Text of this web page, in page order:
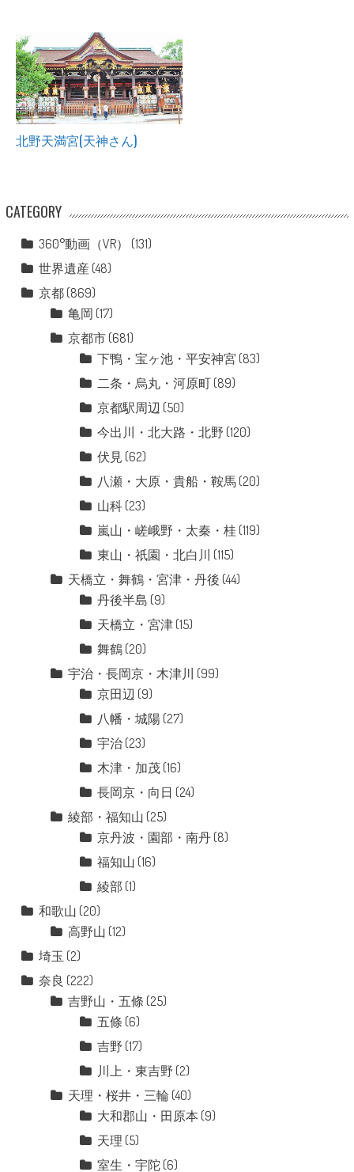
北野天満宮(天神さん)
CATEGORY
360°動画（VR）
(131)
世界遺産 (48)
京都(869)
亀岡 (17)
京都市(681)
下鴨・宝ヶ池・平安神宮 (83)
二条・烏丸・河原町(89)
京都駅周辺 (50)
今出川・北大路・北野 (120)
伏見 (62)
八瀬・大原・貴船・鞍馬(20)
山科(23)
嵐山・嵯峨野・太秦・桂 (119)
東山・祇園・北白川 (115)
天橋立・舞鶴・宮津・丹後 (44)
丹後半島 (9)
天橋立・宮津(15)
舞鶴(20)
宇治・長岡京・木津川 (99)
京田辺 (9)
八幡・城陽 (27)
宇治(23)
木津・加茂(16)
長岡京・向日 (24)
綾部・福知山 (25)
京丹波・園部・南丹(8)
福知山 (16)
綾部 (1)
和歌山 (20)
高野山 (12)
埼玉 (2)
奈良 (222)
吉野山・五條 (25)
五條 (6)
吉野 (17)
川上・東吉野 (2)
天理・桜井・三輪 (40)
大和郡山・田原本 (9)
天理 (5)
室生・宇陀(6)